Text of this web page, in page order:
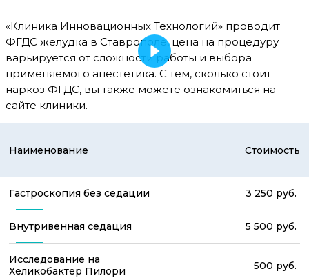
«Клиника Инновационных Технологий» проводит
ФГДС желудка в Ставрополе, цена на процедуру
варьируется от сложности работы и выбора
применяемого анестетика. С тем, сколько стоит
наркоз ФГДС, вы также можете ознакомиться на
сайте клиники.
Наименование Стоимость
Гастроскопия без седации 3 250 руб.
Внутривенная седация 5 500 руб.
Исследование на
Хеликобактер Пилори
500 руб.